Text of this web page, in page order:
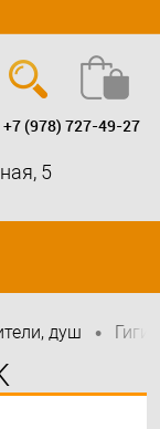
+7 (978) 727-49-27
5
душ •